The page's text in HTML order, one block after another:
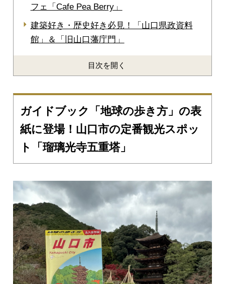
フェ「Cafe Pea Berry」
建築好き・歴史好き必見！「山口県政資料
館」＆「旧山口藩庁門」
目次を開く
ガイドブック「地球の歩き方」の表
紙に登場！山口市の定番観光スポッ
ト「瑠璃光寺五重塔」